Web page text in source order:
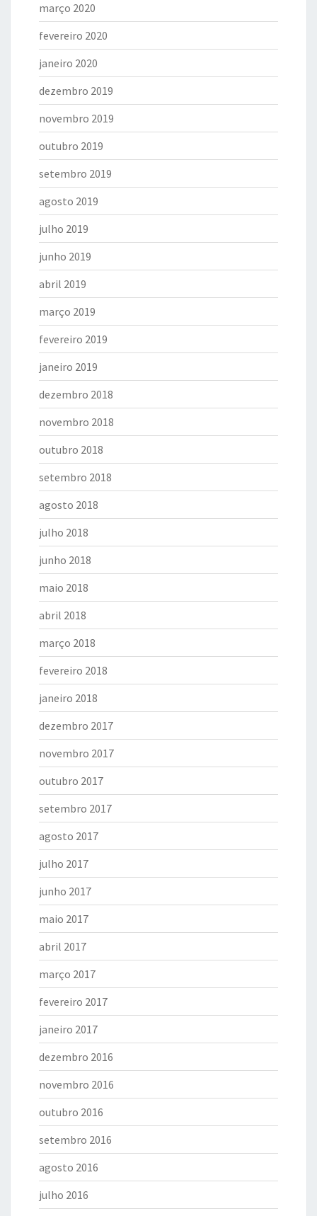
março 2020
fevereiro 2020
janeiro 2020
dezembro 2019
novembro 2019
outubro 2019
setembro 2019
agosto 2019
julho 2019
junho 2019
abril 2019
março 2019
fevereiro 2019
janeiro 2019
dezembro 2018
novembro 2018
outubro 2018
setembro 2018
agosto 2018
julho 2018
junho 2018
maio 2018
abril 2018
março 2018
fevereiro 2018
janeiro 2018
dezembro 2017
novembro 2017
outubro 2017
setembro 2017
agosto 2017
julho 2017
junho 2017
maio 2017
abril 2017
março 2017
fevereiro 2017
janeiro 2017
dezembro 2016
novembro 2016
outubro 2016
setembro 2016
agosto 2016
julho 2016